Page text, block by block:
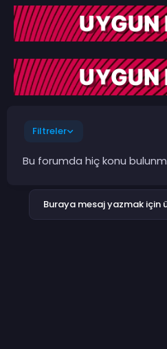
Filtreler
Bu forumda hiç konu
Buraya mesaj yazmak için